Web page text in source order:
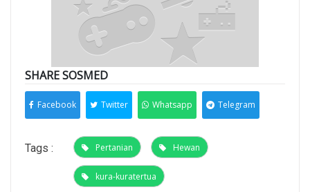
SHARE SOSMED
Facebook Twitter Whatsapp Telegram
Tags : Pertanian Hewan
kura-kuratertua